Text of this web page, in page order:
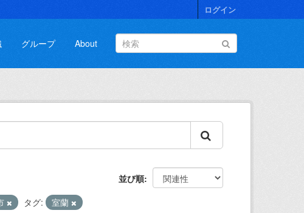
ログイン
グループ About
並び順
タグ:
室蘭